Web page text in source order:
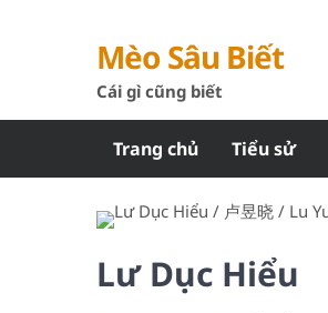
Mèo Sâu Biết
Cái gì cũng biết
Trang chủ Tiểu sử
Lư Dục Hiểu